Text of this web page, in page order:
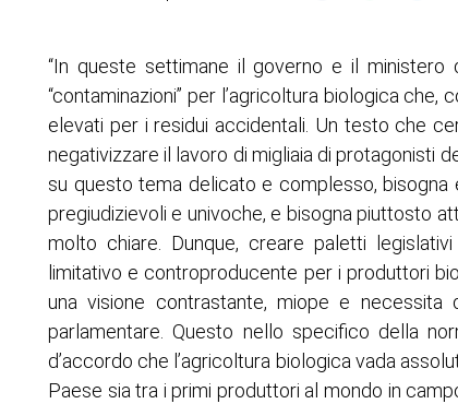
“In queste settimane il governo e il
“contaminazioni” per l’agricoltura biologica
elevati per i residui accidentali. Un testo che
negativizzare il lavoro di migliaia di protagonisti
su questo tema delicato e complesso,
pregiudizievoli e univoche, e bisogna piuttosto
molto chiare. Dunque, creare paletti
limitativo e controproducente per i produttori
una visione contrastante, miope e
parlamentare. Questo nello specifico della
d’accordo che l’agricoltura biologica vada
Paese sia tra i primi produttori al mondo in